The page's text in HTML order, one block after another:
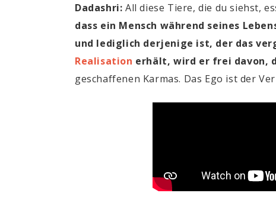
Dadashri: All diese Tiere, die du siehst,
dass ein Mensch während seines
und lediglich derjenige ist, der das
Realisation erhält, wird er frei davon,
geschaffenen Karmas. Das Ego ist der